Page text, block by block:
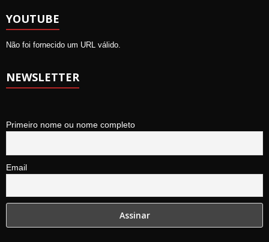
YOUTUBE
Não foi fornecido um URL válido.
NEWSLETTER
Primeiro nome ou nome completo
Email